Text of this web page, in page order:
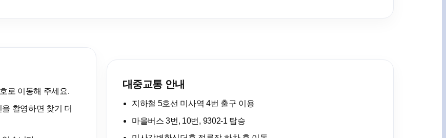
로 이동해 주세요.
촬영하면 찾기 더
대중교통 안내
지하철 5호선 미사역 4번 출구 이용
마을버스 3번, 10번, 9302-1 탑승